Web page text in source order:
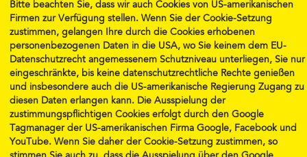
Musical Munchkins Productions GmbH
Esslinggasse 6
A-1010 Wien
Öffnungszeiten:
Mi,Do,Fr 13.00-18.30Uhr
Di 9:30-18:30 Uhr
Sa (Nur für Klassen. Hinterlassen Sie eine Nachricht)
Rufen Sie uns an oder besuchen Sie uns!
Unsere Richtlinien Impressum
Bitte beachten Sie, dass wir auch Cookies von US-amerikanischen
Firmen zur Verfügung stellen. Wenn Sie der Cookie-Setzung
zustimmen, gelangen Ihre durch die Cookies erhobenen
personenbezogenen Daten in die USA, wo Sie keinem dem EU-
Datenschutzrecht angemessenem Schutzniveau unterliegen, Sie nur
eingeschränkte, bis keine datenschutzrechtliche Rechte genießen
und insbesondere auch die US-amerikanische Regierung Zugang zu
diesen Daten erlangen kann. Die Ausspielung der
zustimmungspflichtigen Cookies erfolgt durch den Google
Tagmanager der US-amerikanischen Firma Google, Facebook und
YouTube. Wenn Sie daher der Cookie-Setzung zustimmen, so